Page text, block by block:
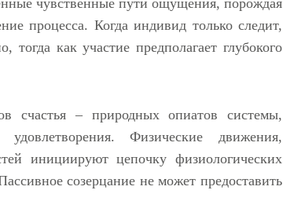
чувственные пути ощущения, порождая
процесса. Когда индивид только следит,
как участие предполагает глубокого
счастья – природных опиатов системы,
Физические движения,
инициируют цепочку физиологических
созерцание не может предоставить